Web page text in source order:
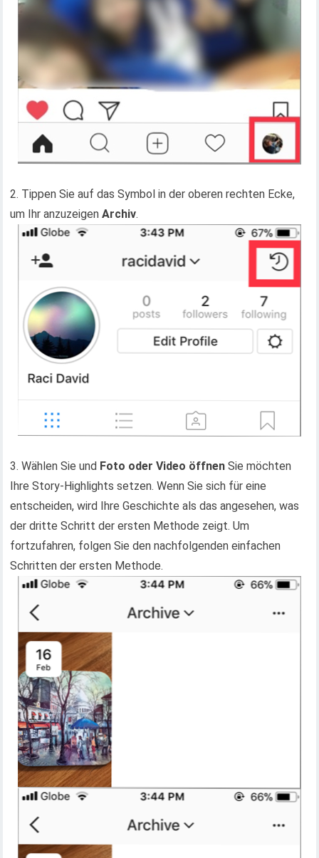
2. Tippen Sie auf das Symbol in der oberen rechten Ecke,
um Ihr anzuzeigenArchiv.
3. Wählen Sie und Foto oder Video öffnen Sie möchten
Ihre Story-Highlights setzen. Wenn Sie sich für eine
entscheiden, wird Ihre Geschichte als das angesehen, was
der dritte Schritt der ersten Methode zeigt. Um
fortzufahren, folgen Sie den nachfolgenden einfachen
Schritten der ersten Methode.